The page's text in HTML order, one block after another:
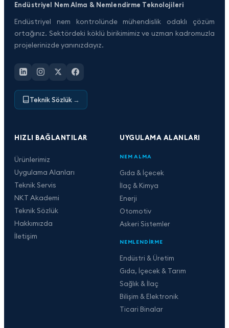
Endüstriyel Nem Alma & Nemlendirme Teknolojileri
Endüstriyel nem kontrolünde mühendislik odaklı çözüm
ortağınız. Sektördeki köklü birikimimiz ve uzman kadromuzla
projelerinizde yanınızdayız.
Teknik Sözlük →
HIZLI BAĞLANTILAR
Ürünlerimiz
Uygulama Alanları
Teknik Servis
NKT Akademi
Teknik Sözlük
Hakkımızda
İletişim
UYGULAMA ALANLARI
NEM ALMA
Gıda & İçecek
İlaç & Kimya
Enerji
Otomotiv
Askeri Sistemler
NEMLENDIRME
Endüstri & Üretim
Gıda, İçecek & Tarım
Sağlık & İlaç
Bilişim & Elektronik
Ticari Binalar